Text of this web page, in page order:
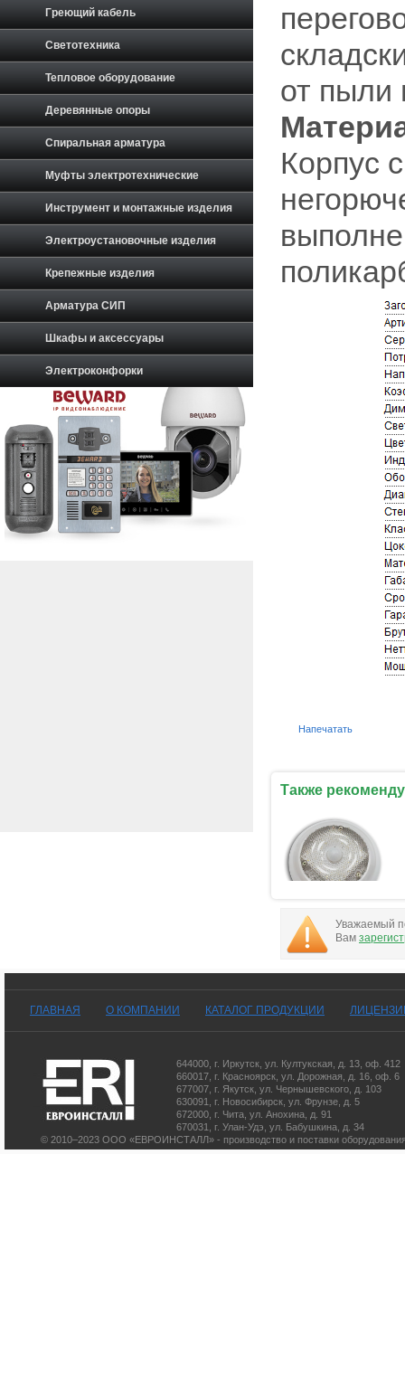
от пыли
Корпус
Напечатать
Также
Уважаемый
Вам
Греющий кабель
Светотехника
Тепловое оборудование
Деревянные опоры
Спиральная арматура
Муфты электротехнические
Инструмент и монтажные изделия
Электроустановочные изделия
Крепежные изделия
Арматура СИП
Шкафы и аксессуары
Электроконфорки
ГЛАВНАЯ О КОМПАНИИ КАТАЛОГ ПРОДУКЦИИ
644000 г. Иркутск ул. Култукская, д. 13 , оф. 412
660017 г. Красноярск ул. Дорожная, д. 16, оф. 6
677007 г. Якутск ул. Чернышевского, д. 103
630091
г. Новосибирск ул. Фрунзе, д. 5
672000 г. Чита ул. Анохина, д. 91
670031
г. Улан-Удэ ул. Бабушкина, д. 34
© 2010–2023 ООО «ЕВРОИНСТАЛЛ» - производство и поставки оборудования